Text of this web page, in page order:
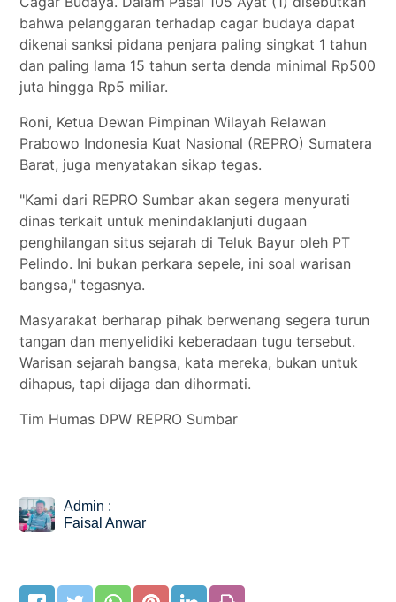
bahwa pelanggaran terhadap cagar budaya dapat
dikenai sanksi pidana penjara paling singkat 1 tahun
dan paling lama 15 tahun serta denda minimal Rp500
juta hingga Rp5 miliar.
Roni, Ketua Dewan Pimpinan Wilayah Relawan
Prabowo Indonesia Kuat Nasional (REPRO) Sumatera
Barat, juga menyatakan sikap tegas.
"Kami dari REPRO Sumbar akan segera menyurati
dinas terkait untuk menindaklanjuti dugaan
penghilangan situs sejarah di Teluk Bayur oleh PT
Pelindo. Ini bukan perkara sepele, ini soal warisan
bangsa," tegasnya.
Masyarakat berharap pihak berwenang segera turun
tangan dan menyelidiki keberadaan tugu tersebut.
Warisan sejarah bangsa, kata mereka, bukan untuk
dihapus, tapi dijaga dan dihormati.
Tim Humas DPW REPRO Sumbar
Admin :
Faisal Anwar